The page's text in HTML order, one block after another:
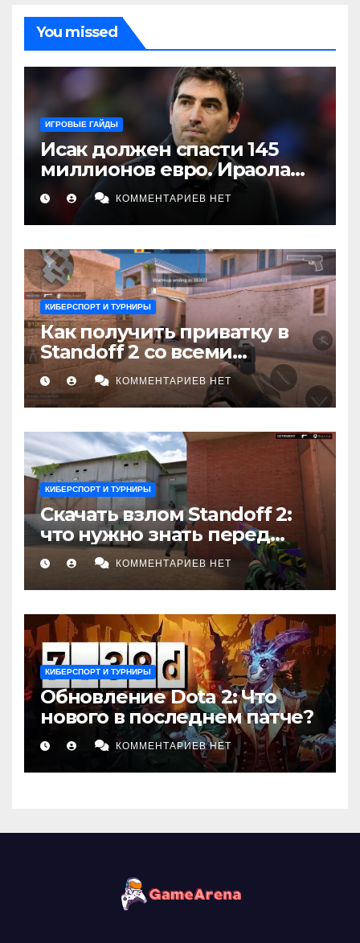
You missed
ИГРОВЫЕ ГАЙДЫ
Исак должен спасти 145
миллионов евро. Ираола
делает ставку на игрока,
которого «Ливерпуль» пока
не увидел
КОММЕНТАРИЕВ НЕТ
КИБЕРСПОРТ И ТУРНИРЫ
Как получить приватку в
Standoff 2 со всеми
скинами и ножами: Полное
руководствоКОММЕНТАРИЕВ НЕТ
КИБЕРСПОРТ И ТУРНИРЫ
Скачать взлом Standoff 2:
что нужно знать перед
установкойКОММЕНТАРИЕВ НЕТ
КИБЕРСПОРТ И ТУРНИРЫ
Обновление Dota 2: Что
нового в последнем патче?
КОММЕНТАРИЕВ НЕТ